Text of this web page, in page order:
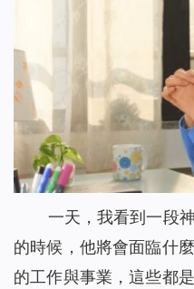
一天，我看到一段
的時候，他將會面臨什
的工作與事業，這些都